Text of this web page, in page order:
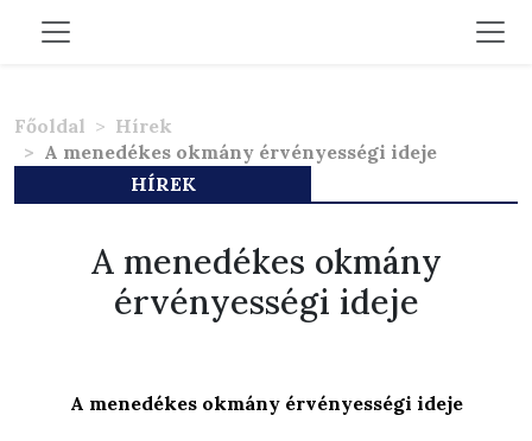
Főoldal
Hírek
A menedékes okmány érvényességi ideje
HÍREK
A menedékes okmány
érvényességi ideje
A menedékes okmány érvényességi ideje